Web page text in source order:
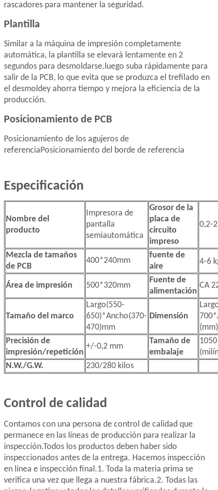
rascadores para mantener la seguridad.
Plantilla
Similar a la máquina de impresión completamente
automática, la plantilla se elevará lentamente en 2
segundos para desmoldarse.luego suba rápidamente para
salir de la PCB, lo que evita que se produzca el trefilado en
el desmoldey ahorra tiempo y mejora la eficiencia de la
producción.
Posicionamiento de PCB
Posicionamiento de los agujeros de
referenciaPosicionamiento del borde de referencia
Especificación
Nombre del
producto
Impresora de
pantalla
semiautomática
Grosor de la
placa de
circuito
impreso
0,2-
Mezcla de tamaños
de PCB
400*240mm
fuente de
aire
4-6
Área de impresión 500*320mm
Fuente de
alimentación
CA
Tamaño del marco
Largo(550-
650)*Ancho(370-
470)mm
Dimensión
(mm)
Precisión de
impresión/repetición
+/-0,2 mm
Tamaño de
embalaje
N.W./G.W.
230/280 kilos
Control de calidad
Contamos con una persona de control de calidad que
permanece en las líneas de producción para realizar la
inspección.Todos los productos deben haber sido
inspeccionados antes de la entrega. Hacemos inspección
en línea e inspección final.1. Toda la materia prima se
verifica una vez que llega a nuestra fábrica.2. Todas las